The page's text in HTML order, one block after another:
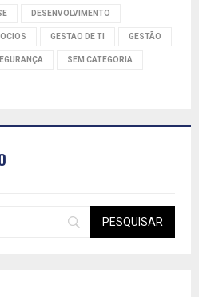
DESENVOLVIMENTO
GESTAO DE TI GESTÃO
SEM CATEGORIA